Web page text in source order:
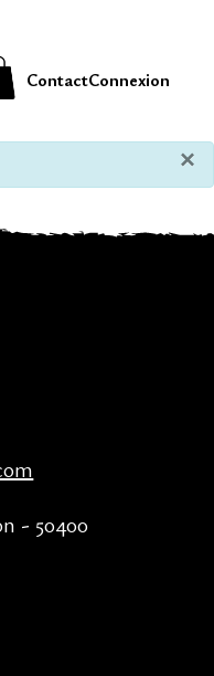
ContactConnexion
×
- 50400